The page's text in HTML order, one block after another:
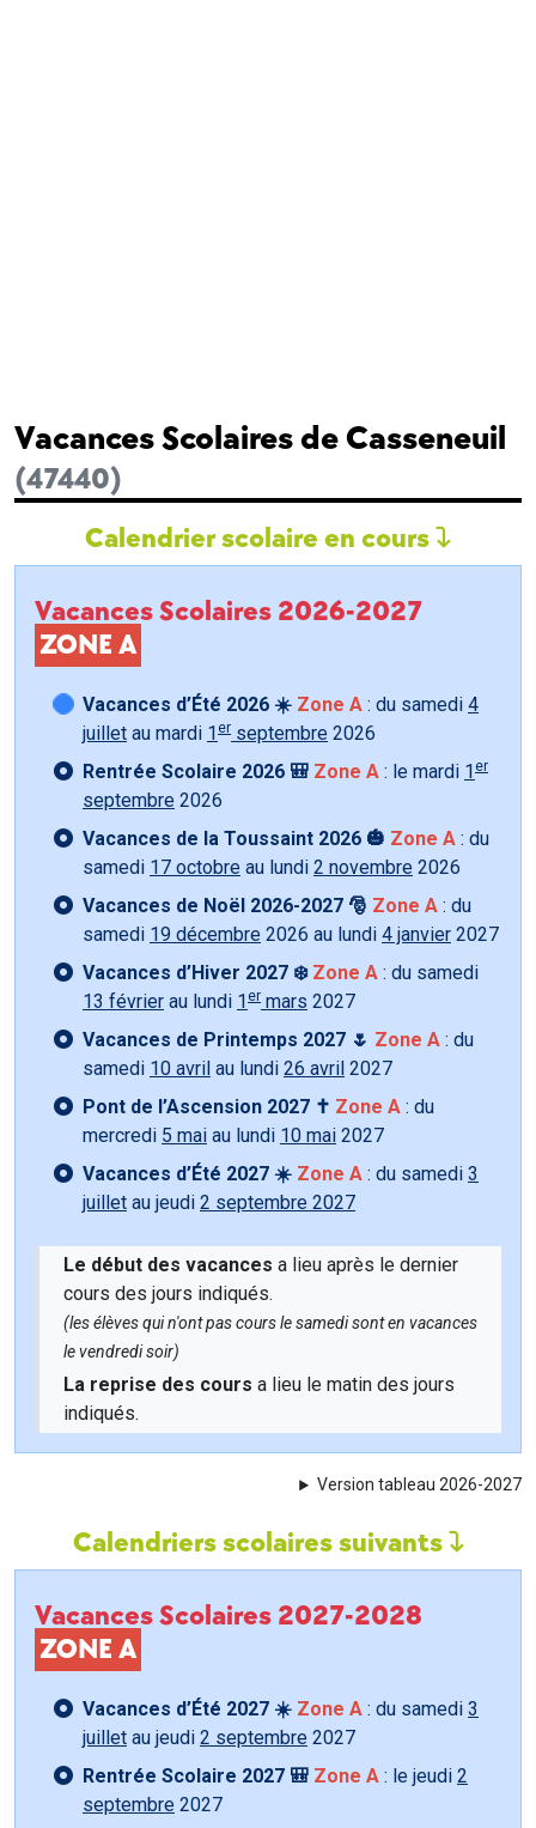
Vacances Scolaires de Casseneuil
(47440)
Calendrier scolaire en cours
Vacances Scolaires 2026-2027
ZONE A
Vacances d’Été 2026 ☀️ Zone A : du samedi 4
juillet au mardi 1 er septembre 2026
Rentrée Scolaire 2026 🎒 Zone A : le mardi 1 er
septembre 2026
Vacances de la Toussaint 2026 🎃 Zone A : du
samedi 17 octobre au lundi 2 novembre 2026
Vacances de Noël 2026-2027 🎅 Zone A : du
samedi 19 décembre 2026 au lundi 4 janvier 2027
Vacances d’Hiver 2027 ❄️ Zone A : du samedi
13 février au lundi 1 er mars 2027
Vacances de Printemps 2027 🌷 Zone A : du
samedi 10 avril au lundi 26 avril 2027
Pont de l’Ascension 2027 ✝️ Zone A : du
mercredi 5 mai au lundi 10 mai 2027
Vacances d’Été 2027 ☀️ Zone A : du samedi 3
juillet au jeudi 2 septembre 2027
Le début des vacances a lieu après le dernier
cours des jours indiqués.
(les élèves qui n'ont pas cours le samedi sont en vacances
le vendredi soir)
La reprise des cours a lieu le matin des jours
indiqués.
Version tableau 2026-2027
Calendriers scolaires suivants
Vacances Scolaires 2027-2028
ZONE A
Vacances d’Été 2027 ☀️ Zone A : du samedi 3
juillet au jeudi 2 septembre 2027
Rentrée Scolaire 2027 🎒 Zone A : le jeudi 2
septembre 2027